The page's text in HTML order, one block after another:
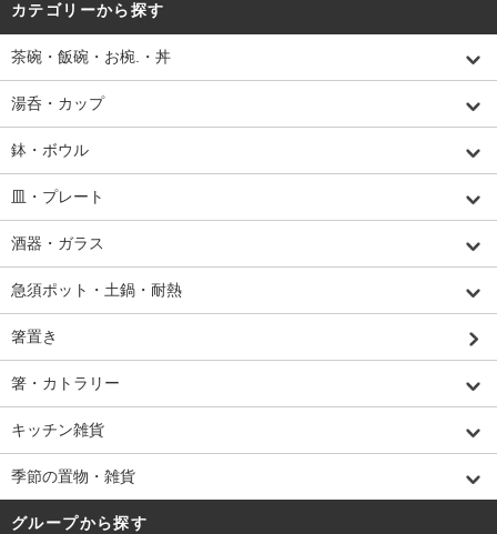
カテゴリーから探す
茶碗・飯碗・お椀.・丼
湯呑・カップ
鉢・ボウル
皿・プレート
酒器・ガラス
急須ポット・土鍋・耐熱
箸置き
箸・カトラリー
キッチン雑貨
季節の置物・雑貨
グループから探す